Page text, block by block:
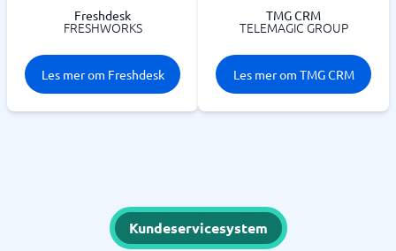
Freshdesk
FRESHWORKS
Les mer om Freshdesk
TMG CRM
TELEMAGIC GROUP
Les mer om TMG CRM
Kundeservicesystem